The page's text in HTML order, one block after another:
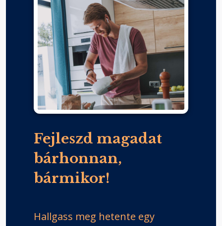
Fejleszd magadat
bárhonnan,
bármikor!
Hallgass meg hetente egy